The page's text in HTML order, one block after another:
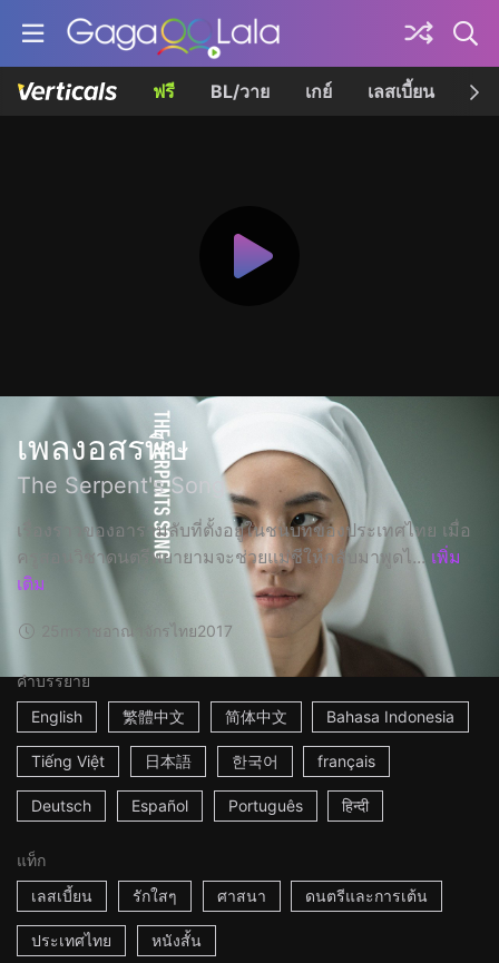
ฟรี BL/วาย เกย์ เลสเบี้ยน เค
เพลงอสรพิษ
The Serpent's Song
เรื่องราวของอารามลับที่ตั้งอยู่ในชนบทของประเทศไทย เมื่อ
ครูสอนวิชาดนตรีพยายามจะช่วยแม่ชีให้กลับมาพูดไ... เพิ่ม
เติม
ราชอาณาจักรไทย2017
คำบรรยาย
English
繁體中文 简体中文 Bahasa Indonesia
Tiếng Việt 日本語 한국어 français
Deutsch Español Português हिन्दी
แท็ก
เลสเบี้ยน
รักใสๆ ศาสนา ดนตรีและการเต้น
ประเทศไทย หนังสั้น